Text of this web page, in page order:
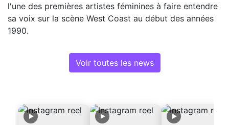
l'une des premières artistes féminines à faire entendre
sa voix sur la scène West Coast au début des années
1990.
Voir toutes les news